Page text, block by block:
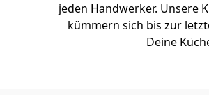
jeden Handwerker. Unsere
kümmern sich bis zur
Deine